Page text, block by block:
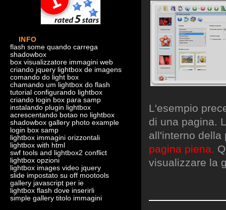
INFO
flash some quando carrega
shadowbox
box visualizzatore immagini web
criando jquery lightbox de imagens
comando do light box
chamando um lightbox do flash
tutorial configurando lightbox
criando login box para samp
instalando plugin lightbox
acrescentando botao no lightbox
shadowbox gallery photo example
login box samp
lightbox immagini orizzontali
lightbox with html
swf tools and lightbox2 conflict
lightbox opzioni
lightbox images video jquery
slide impostato su off mootools
gallery javascript per ie
lightbox flash dove inserirli
simple gallery titolo immagini
L'esempio
di una pagina.
all'interno
pagina piena.
visualizzare la